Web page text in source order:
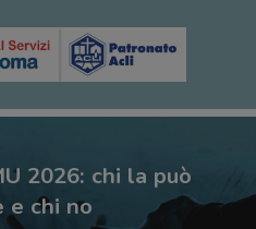
2026: chi la può
e chi no